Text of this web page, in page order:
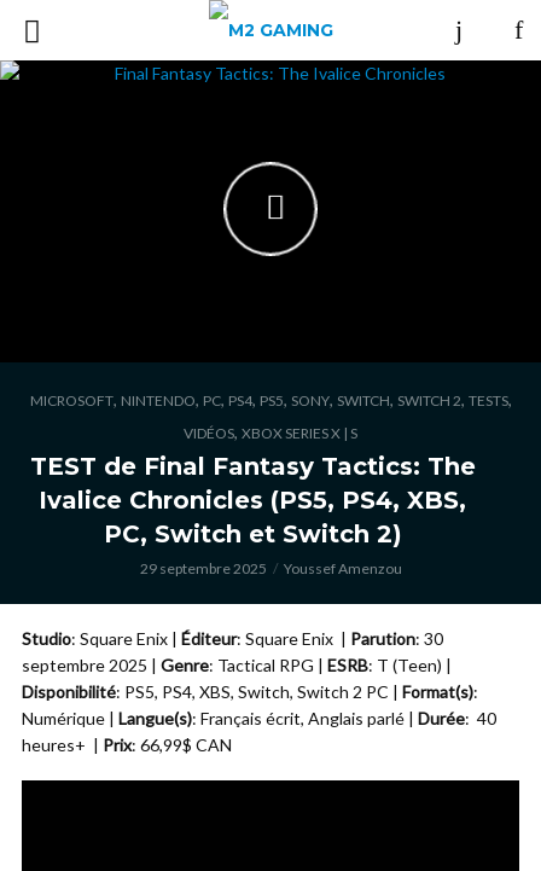
MICROSOFT, NINTENDO, PC, PS4, PS5, SONY, SWITCH, SWITCH 2, TESTS,
VIDÉOS, XBOX SERIES X | S
TEST de Final Fantasy Tactics: The
Ivalice Chronicles (PS5, PS4, XBS,
PC, Switch et Switch 2)
29 septembre 2025 Youssef Amenzou
Studio: Square Enix | Éditeur: Square Enix | Parution: 30
septembre 2025 | Genre: Tactical RPG | ESRB: T (Teen) |
Disponibilité: PS5, PS4, XBS, Switch, Switch 2 PC | Format(s):
Numérique | Langue(s): Français écrit, Anglais parlé | Durée: 40
heures+ | Prix: 66,99$ CAN